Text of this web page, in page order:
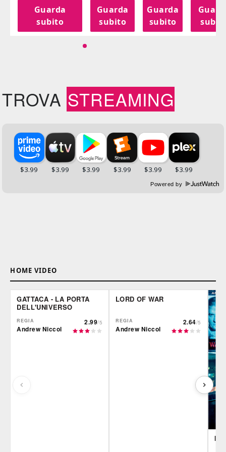
Guarda
subito
Guarda
subito
Guarda
subito
TROVA STREAMING
Powered by
HOME VIDEO
GATTACA - LA PORTA
DELL'UNIVERSO
REGIA
Andrew Niccol
2.99/5
LORD OF WAR
REGIA
Andrew Niccol
2.64/5
IN